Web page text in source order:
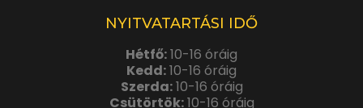
NYITVATARTÁSI IDŐ
Hétfő:10-16 óráig
Kedd:10-16 óráig
Szerda:10-16 óráig
Csütörtök:10-16 óráig